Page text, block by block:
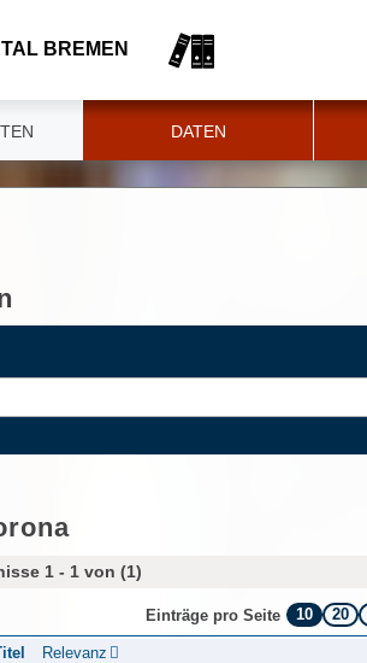
BREMEN
DATEN
1 - 1 von (1)
Einträge pro Seite 10 20
Relevanz